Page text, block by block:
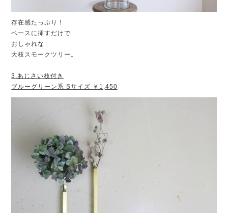
存在感たっぷり！
ベースに挿すだけで
おしゃれな
大枝スモークツリー。
3.あじさい枝付き
ブルーグリーン系 Sサイズ ￥1,450